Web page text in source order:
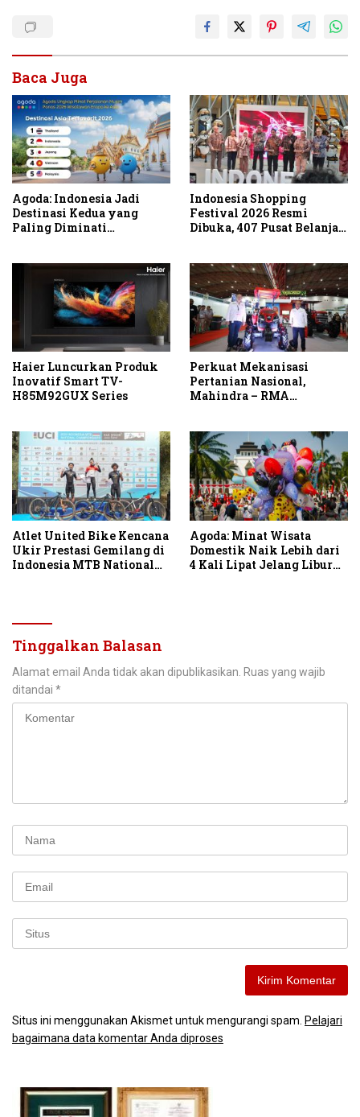
Baca Juga
Agoda: Indonesia Jadi
Destinasi Kedua yang
Paling Diminati
di Asia
Indonesia Shopping
Festival 2026 Resmi
Dibuka, 407 Pusat Belanja
Haier Luncurkan Produk
Inovatif Smart TV-
H85M92GUX Series
Perkuat Mekanisasi
Pertanian Nasional,
Mahindra – RMA
Tingkatkan Produktivitas
Petani Indonesia
Atlet United Bike Kencana
Ukir Prestasi Gemilang di
Indonesia MTB National
Agoda: Minat Wisata
Domestik Naik Lebih dari
4 Kali Lipat Jelang Libur
Tinggalkan Balasan
Alamat email Anda tidak akan dipublikasikan. Ruas yang wajib
ditandai *
Situs ini menggunakan Akismet untuk mengurangi spam. Pelajari
bagaimana data komentar Anda diproses